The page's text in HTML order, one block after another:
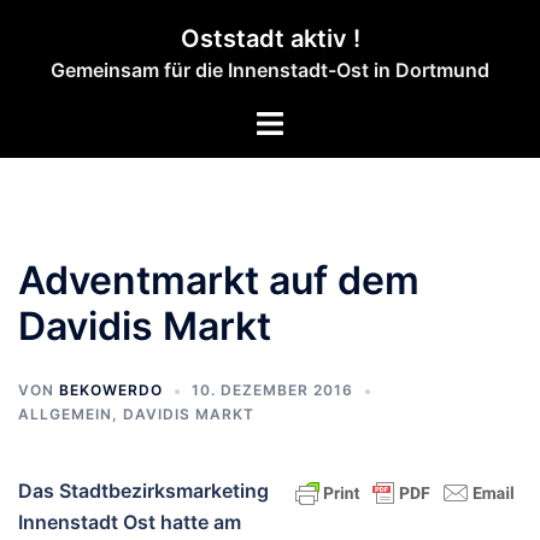
springen
Oststadt aktiv !
Gemeinsam für die Innenstadt-Ost in Dortmund
Menü
Adventmarkt auf dem
Davidis Markt
VON BEKOWERDO
10. DEZEMBER 2016
ALLGEMEIN , DAVIDIS MARKT
Das Stadtbezirksmarketing
Innenstadt Ost hatte am